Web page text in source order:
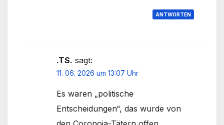
ANTWORTEN
.TS. sagt:
11. 06. 2026 um 13:07 Uhr
Es waren „politische
Entscheidungen“, das wurde von